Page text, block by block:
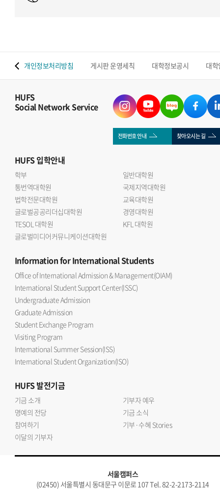
개인정보처리방침 게시판 운영세칙 대학정보공시 대
HUFS
Social Network Service
전화번호 안내 찾아오시는 길
HUFS입학안내
학부
일반대학원
통번역대학원
국제지역대학원
법학전문대학원
교육대학원
글로벌공공리더십대학원
경영대학원
TESOL 대학원
KFL 대학원
글로벌미디어커뮤니케이션대학원
Informationfor International Students
Office of International Admission & Management(OIAM)
International Student Support Center(ISSC)
Undergraduate Admission
Graduate Admission
Student Exchange Program
Visiting Program
International Summer Session(ISS)
International Student Organization(ISO)
HUFS발전기금
기금 소개
기부자 예우
명예의 전당
기금 소식
참여하기
기부·수혜 Stories
이달의 기부자
서울캠퍼스
(02450) 서울특별시 동대문구 이문로 107 Tel. 82-2-2173-2114